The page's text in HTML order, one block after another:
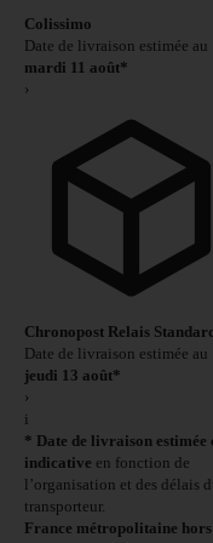
Colissimo
Date de livraison estimée au
mardi 11 août*
›
Chronopost Relais
Date de livraison estimée au
jeudi 13 août*
›
i
* Date de livraison estimée
indicative en fonction de
l’organisation et des délais
transporteur.
France métropolitaine hors